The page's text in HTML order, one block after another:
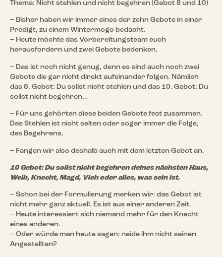
Thema: Nicht stehlen und nicht begehren (Gebot 8 und 10)
– Bisher haben wir immer eines der zehn Gebote in einer
Predigt, zu einem Wintermogo bedacht.
– Heute möchte das Vorbereitungsteam euch
herausfordern und zwei Gebote bedenken.
– Das ist noch nicht genug, denn es sind auch noch zwei
Gebote die gar nicht direkt aufeinander folgen. Nämlich
das 8. Gebot: Du sollst nicht stehlen und das 10. Gebot: Du
sollst nicht begehren…
– Für uns gehörten diese beiden Gebote fest zusammen.
Das Stehlen ist nicht selten oder sogar immer die Folge,
des Begehrens.
– Fangen wir also deshalb auch mit dem letzten Gebot an.
10 Gebot: Du sollst nicht begehren deines nächsten Haus,
Weib, Knecht, Magd, Vieh oder alles, was sein ist.
– Schon bei der Formulierung merken wir: das Gebot ist
nicht mehr ganz aktuell. Es ist aus einer anderen Zeit.
– Heute interessiert sich niemand mehr für den Knecht
eines anderen.
– Oder würde man heute sagen: neide ihm nicht seinen
Angestellten?